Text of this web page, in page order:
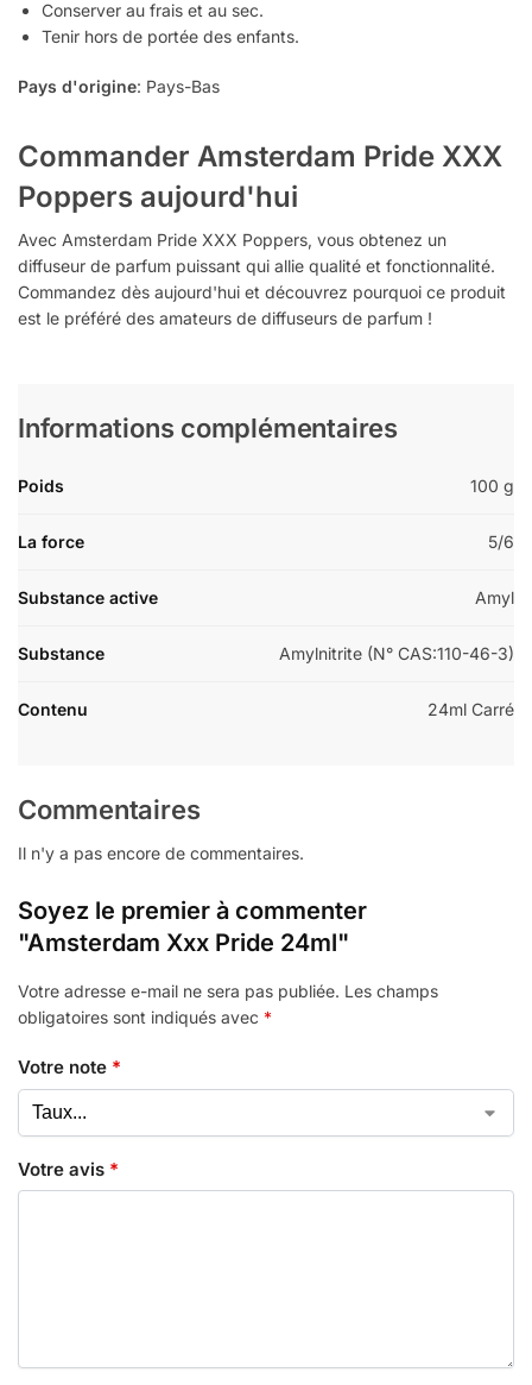
Conserver au frais et au sec.
Tenir hors de portée des enfants.
Pays d'origine: Pays-Bas
Commander Amsterdam Pride XXX
Poppers aujourd'hui
Avec Amsterdam Pride XXX Poppers, vous obtenez un
diffuseur de parfum puissant qui allie qualité et fonctionnalité.
Commandez dès aujourd'hui et découvrez pourquoi ce produit
est le préféré des amateurs de diffuseurs de parfum !
Informations complémentaires
Poids 100 g
La force 5/6
Substance active Amyl
Substance Amylnitrite (N° CAS:110-46-3)
Contenu 24ml Carré
Commentaires
Il n'y a pas encore de commentaires.
Soyez le premier à commenter
"Amsterdam Xxx Pride 24ml"
Votre adresse e-mail ne sera pas publiée. Les champs
obligatoires sont indiqués avec *
Votre note *
Votre avis *